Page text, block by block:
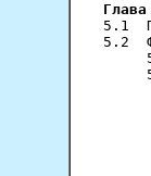
5.1
5.2